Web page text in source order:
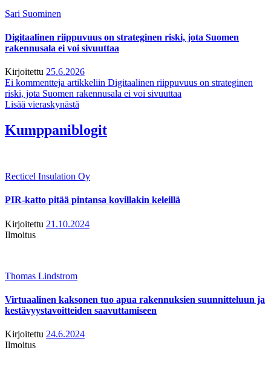
Sari Suominen
Digitaalinen riippuvuus on strateginen riski, jota Suomen
rakennusala ei voi sivuuttaa
Kirjoitettu 25.6.2026
Ei kommentteja artikkeliin Digitaalinen riippuvuus on strateginen
riski, jota Suomen rakennusala ei voi sivuuttaa
Lisää vieraskynästä
Kumppaniblogit
Recticel Insulation Oy
PIR-katto pitää pintansa kovillakin keleillä
Kirjoitettu 21.10.2024
Ilmoitus
Thomas Lindstrom
Virtuaalinen kaksonen tuo apua rakennuksien suunnitteluun ja
kestävyystavoitteiden saavuttamiseen
Kirjoitettu 24.6.2024
Ilmoitus